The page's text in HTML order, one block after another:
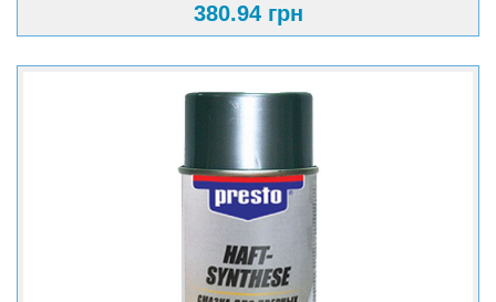
380.94 грн